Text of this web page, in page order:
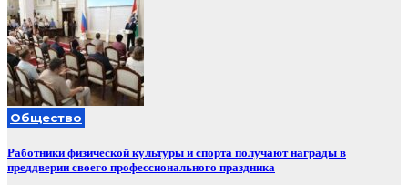
Общество
Работники физической культуры и спорта получают награды в
преддверии своего профессионального праздника